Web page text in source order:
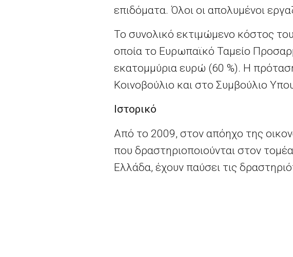
επιδόματα. Όλοι οι απολυμένοι
Το συνολικό εκτιμώμενο κόστος
οποία το Ευρωπαϊκό Ταμείο
εκατομμύρια ευρώ (60 %). Η
Κοινοβούλιο και στο Συμβούλιο
Ιστορικό
Από το 2009, στον απόηχο της
που δραστηριοποιούνται στον
Ελλάδα, έχουν παύσει τις